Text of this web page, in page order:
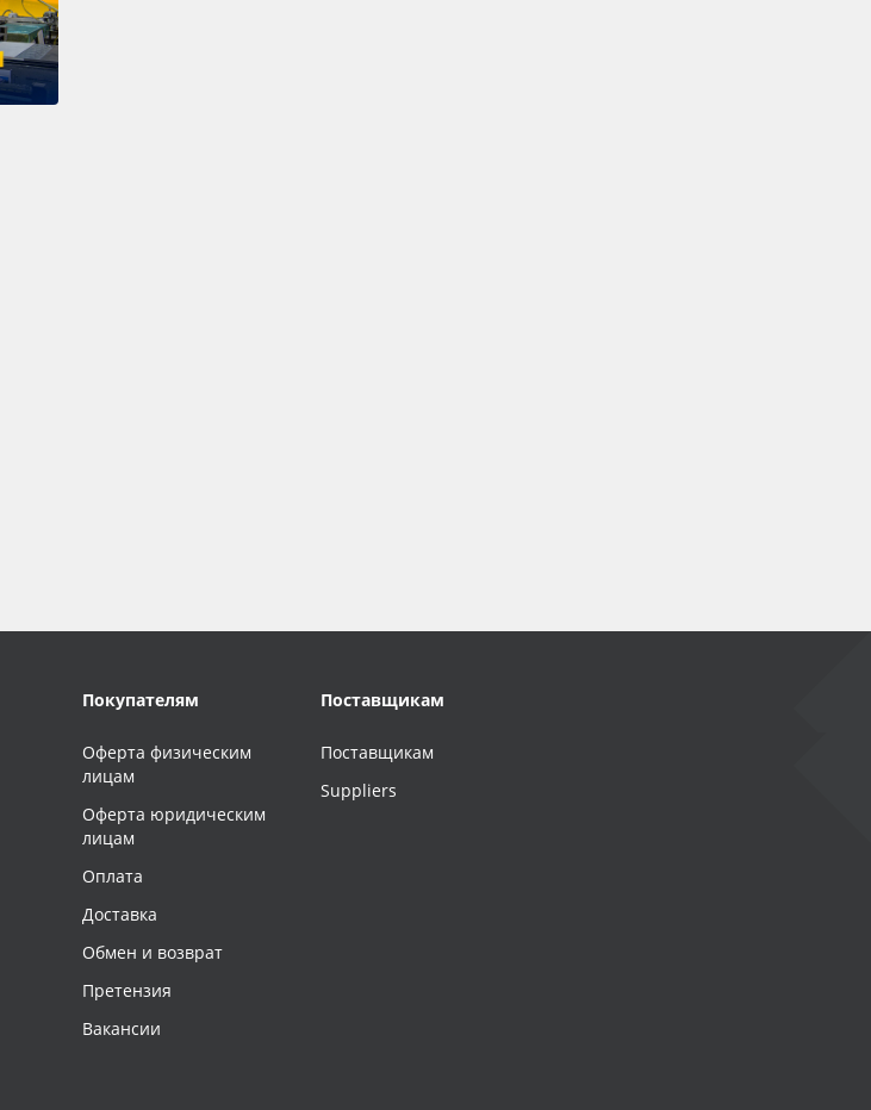
Покупателям
Оферта физическим
лицам
Оферта юридическим
лицам
Оплата
Доставка
Обмен и возврат
Претензия
Вакансии
Поставщикам
Поставщикам
Suppliers